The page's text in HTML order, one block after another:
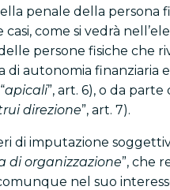
penale della persona
come si vedrà
persone fisiche che
di autonomia finanziaria
apicali”, art. 6), o da
direzione”, art. 7).
di imputazione
di organizzazione”, che
nel suo